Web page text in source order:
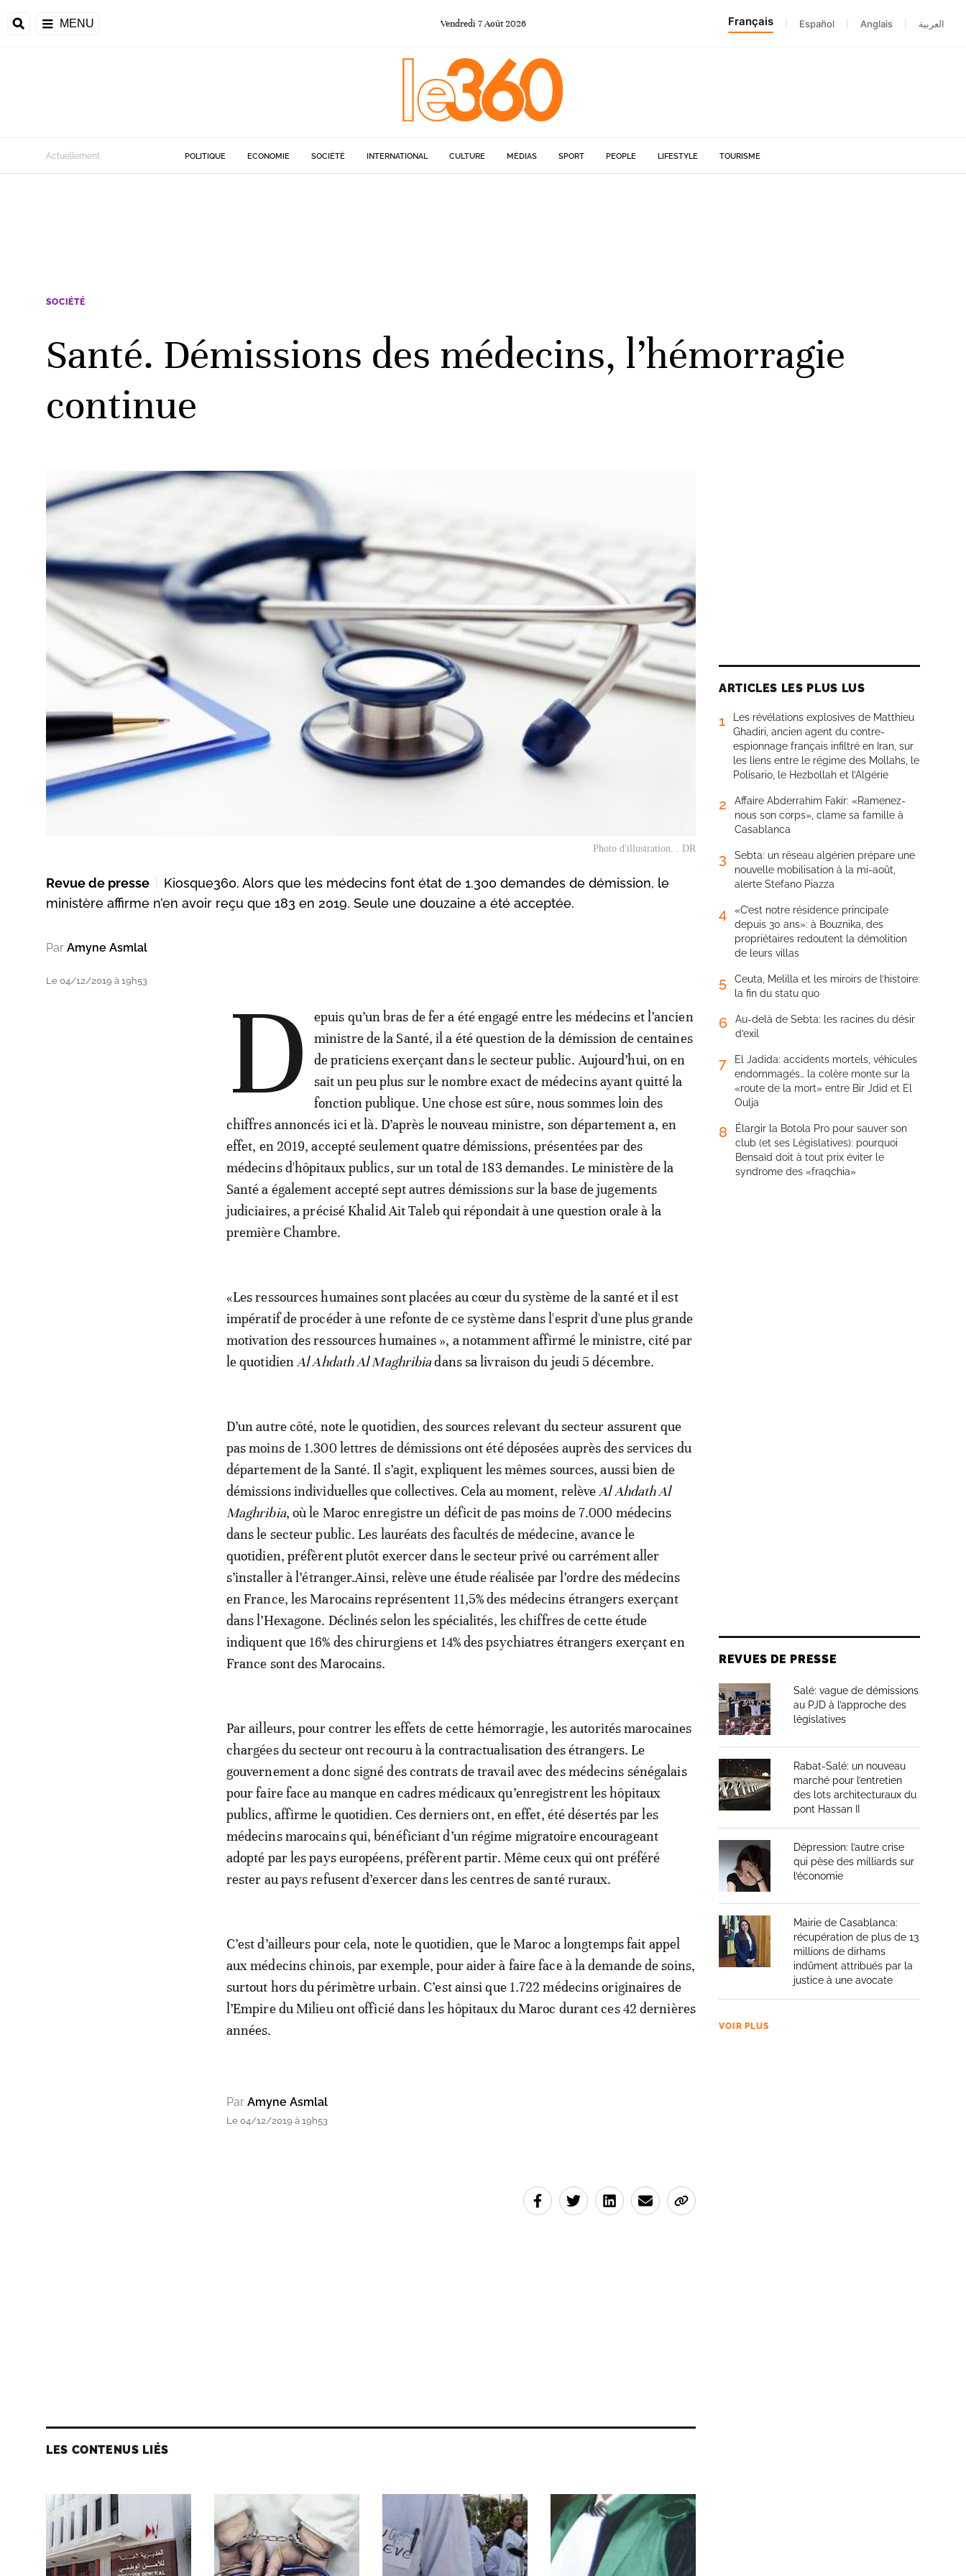
MENU Vendredi 7Août 2026 Français Español Anglais العربية
Actuellement POLITIQUE ECONOMIE SOCIÉTÉ INTERNATIONAL CULTURE MÉDIAS SPORT PEOPLE LIFESTYLE TOURISME
SOCIÉTÉ
Santé. Démissions des médecins, l’hémorragie
continue
Photo d'illustration. . DR
Revue de presse
Kiosque360. Alors que les médecins font état de 1.300 demandes de démission, le
ministère affirme n’en avoir reçu que 183 en 2019. Seule une douzaine a été acceptée.
Par Amyne Asmlal
Le 04/12/2019 à 19h53 D
epuis qu’un bras de fer a été engagé entre les médecins et l’ancien
ministre de la Santé, il a été question de la démission de centaines
de praticiens exerçant dans le secteur public. Aujourd’hui, on en
sait un peu plus sur le nombre exact de médecins ayant quitté la
fonction publique. Une chose est sûre, nous sommes loin des
chiffres annoncés ici et là. D’après le nouveau ministre, son département a, en
effet, en 2019, accepté seulement quatre démissions, présentées par des
médecins d'hôpitaux publics, sur un total de 183 demandes. Le ministère de la
Santé a également accepté sept autres démissions sur la base de jugements
judiciaires, a précisé Khalid Ait Taleb qui répondait à une question orale à la
première Chambre.
«Les ressources humaines sont placées au cœur du système de la santé et il est
impératif de procéder à une refonte de ce système dans l'esprit d'une plus grande
motivation des ressources humaines », a notamment affirmé le ministre, cité par
le quotidienAl Ahdath Al Maghribiadans sa livraison du jeudi 5 décembre.
D’un autre côté, note le quotidien, des sources relevant du secteur assurent que
pas moins de 1.300 lettres de démissions ont été déposées auprès des services du
département de la Santé. Il s’agit, expliquent les mêmes sources, aussi bien de
démissions individuelles que collectives. Cela au moment, relèveAl Ahdath Al
Maghribia, où le Maroc enregistre un déficit de pas moins de 7.000 médecins
dans le secteur public. Les lauréats des facultés de médecine, avance le
quotidien, préfèrent plutôt exercer dans le secteur privé ou carrément aller
s’installer à l’étranger.Ainsi, relève une étude réalisée par l’ordre des médecins
en France, les Marocains représentent 11,5% des médecins étrangers exerçant
dans l’Hexagone. Déclinés selon les spécialités, les chiffres de cette étude
indiquent que 16% des chirurgiens et 14% des psychiatres étrangers exerçant en
France sont des Marocains.
Par ailleurs, pour contrer les effets de cette hémorragie, les autorités marocaines
chargées du secteur ont recouru à la contractualisation des étrangers. Le
gouvernement a donc signé des contrats de travail avec des médecins sénégalais
pour faire face au manque en cadres médicaux qu’enregistrent les hôpitaux
publics, affirme le quotidien. Ces derniers ont, en effet, été désertés par les
médecins marocains qui, bénéficiant d’un régime migratoire encourageant
adopté par les pays européens, préfèrent partir. Même ceux qui ont préféré
rester au pays refusent d’exercer dans les centres de santé ruraux.
C’est d’ailleurs pour cela, note le quotidien, que le Maroc a longtemps fait appel
aux médecins chinois, par exemple, pour aider à faire face à la demande de soins,
surtout hors du périmètre urbain. C’est ainsi que 1.722 médecins originaires de
l’Empire du Milieu ont officié dans les hôpitaux du Maroc durant ces 42 dernières
années.
Par Amyne Asmlal
Le 04/12/2019 à 19h53
LES CONTENUS LIÉS
ARTICLES LES PLUS LUS
1
Les révélations explosives de Matthieu
Ghadiri, ancien agent du contre-
espionnage français infiltré en Iran, sur
les liens entre le régime des Mollahs, le
Polisario, le Hezbollah et l’Algérie
2
Affaire Abderrahim Fakir: «Ramenez-
nous son corps», clame sa famille à
Casablanca
3
Sebta: un réseau algérien prépare une
nouvelle mobilisation à la mi-août,
alerte Stefano Piazza
4
«C’est notre résidence principale
depuis 30 ans»: à Bouznika, des
propriétaires redoutent la démolition
de leurs villas
5
Ceuta, Melilla et les miroirs de l’histoire:
la fin du statu quo
6
Au-delà de Sebta: les racines du désir
d’exil
7
El Jadida: accidents mortels, véhicules
endommagés… la colère monte sur la
«route de la mort» entre Bir Jdid et El
Oulja
8
Élargir la Botola Pro pour sauver son
club (et ses Législatives): pourquoi
Bensaïd doit à tout prix éviter le
syndrome des «fraqchia»
REVUES DE PRESSE
Salé: vague de démissions
au PJD à l’approche des
législatives
Rabat-Salé: un nouveau
marché pour l’entretien
des lots architecturaux du
pont Hassan II
Dépression: l’autre crise
qui pèse des milliards sur
l’économie
Mairie de Casablanca:
récupération de plus de 13
millions de dirhams
indûment attribués par la
justice à une avocate
VOIR PLUS